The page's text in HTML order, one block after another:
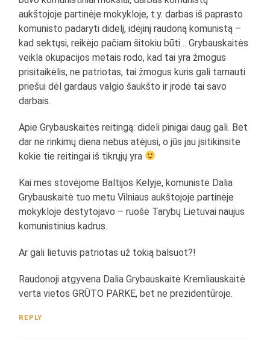
aukštojoje partinėje mokykloje, t.y. darbas iš paprasto
komunisto padaryti didelį, idėjinį raudoną komunistą –
kad sektųsi, reikėjo pačiam šitokiu būti… Grybauskaitės
veikla okupacijos metais rodo, kad tai yra žmogus
prisitaikėlis, ne patriotas, tai žmogus kuris gali tarnauti
priešui dėl gardaus valgio šaukšto ir įrodė tai savo
darbais.
Apie Grybauskaitės reitingą: dideli pinigai daug gali. Bet
dar nė rinkimų diena nebus atėjusi, o jūs jau įsitikinsite
kokie tie reitingai iš tikrųjų yra
Kai mes stovėjome Baltijos Kelyje, komunistė Dalia
Grybauskaitė tuo metu Vilniaus aukštojoje partinėje
mokykloje dėstytojavo – ruošė Tarybų Lietuvai naujus
komunistinius kadrus.
Ar gali lietuvis patriotas už tokią balsuot?!
Raudonoji atgyvena Dalia Grybauskaitė Kremliauskaitė
verta vietos GRŪTO PARKE, bet ne prezidentūroje.
REPLY